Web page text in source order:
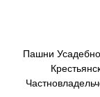
Пашни